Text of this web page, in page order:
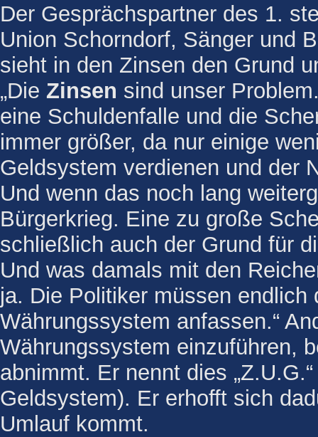
Der Gesprächspartner des 1.
Union Schorndorf, Sänger und
sieht in den Zinsen den Grund
„Die Zinsen sind unser
eine Schuldenfalle und die
immer größer, da nur einige
Geldsystem verdienen und der
Und wenn das noch lang
Bürgerkrieg. Eine zu große
schließlich auch der Grund für
Und was damals mit den
ja. Die Politiker müssen endlich
Währungssystem anfassen.“
Währungssystem einzuführen,
abnimmt. Er nennt dies
Geldsystem). Er erhofft sich
Umlauf kommt.